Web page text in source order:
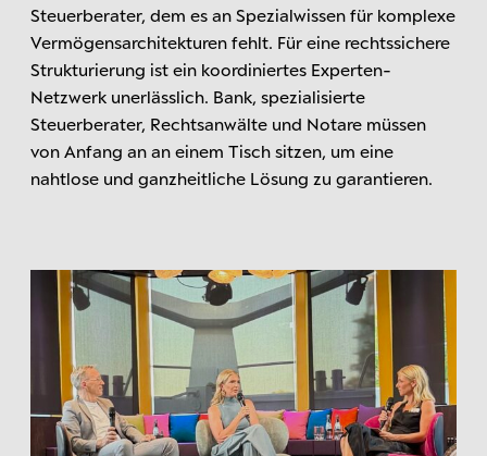
Steuerberater, dem es an Spezialwissen für komplexe
Vermögensarchitekturen fehlt. Für eine rechtssichere
Strukturierung ist ein koordiniertes Experten-
Netzwerk unerlässlich. Bank, spezialisierte
Steuerberater, Rechtsanwälte und Notare müssen
von Anfang an an einem Tisch sitzen, um eine
nahtlose und ganzheitliche Lösung zu garantieren.